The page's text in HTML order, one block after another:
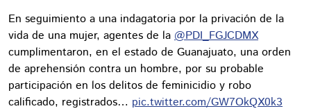
En seguimiento a una indagatoria por la privación de la
vida de una mujer, agentes de la @PDI_FGJCDMX
cumplimentaron, en el estado de Guanajuato, una orden
de aprehensión contra un hombre, por su probable
participación en los delitos de feminicidio y robo
calificado, registrados… pic.twitter.com/GW7OkQX0k3